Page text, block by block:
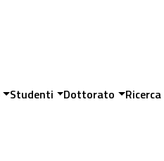
Studenti Dottorato Ricerca